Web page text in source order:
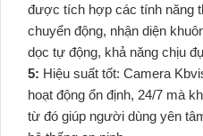
được tích hợp các tính năng
chuyển động, nhận diện
dọc tự động, khả năng chịu
5: Hiệu suất tốt: Camera
hoạt động ổn định, 24/7 mà
từ đó giúp người dùng yên